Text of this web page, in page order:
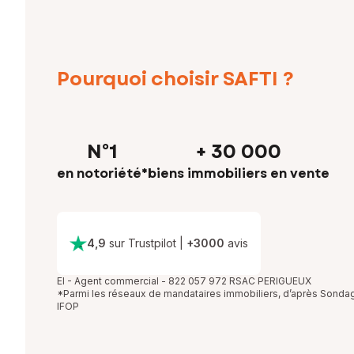
Pourquoi choisir SAFTI ?
N°1
en notoriété*
+ 30 000
biens immobiliers en vente
4,9 sur Trustpilot| +3000 avis
EI - Agent commercial - 822 057 972 RSAC PERIGUEUX
*Parmi les réseaux de mandataires immobiliers, d’après
IFOP